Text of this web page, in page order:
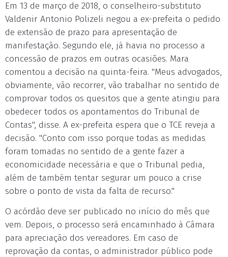
Em 13 de março de 2018, o conselheiro-substituto
Valdenir Antonio Polizeli negou a ex-prefeita o pedido
de extensão de prazo para apresentação de
manifestação. Segundo ele, já havia no processo a
concessão de prazos em outras ocasiões. Mara
comentou a decisão na quinta-feira. "Meus advogados,
obviamente, vão recorrer, vão trabalhar no sentido de
comprovar todos os quesitos que a gente atingiu para
obedecer todos os apontamentos do Tribunal de
Contas", disse. A ex-prefeita espera que o TCE reveja a
decisão. "Conto com isso porque todas as medidas
foram tomadas no sentido de a gente fazer a
economicidade necessária e que o Tribunal pedia,
além de também tentar segurar um pouco a crise
sobre o ponto de vista da falta de recurso."
O acórdão deve ser publicado no início do mês que
vem. Depois, o processo será encaminhado à Câmara
para apreciação dos vereadores. Em caso de
reprovação da contas, o administrador público pode